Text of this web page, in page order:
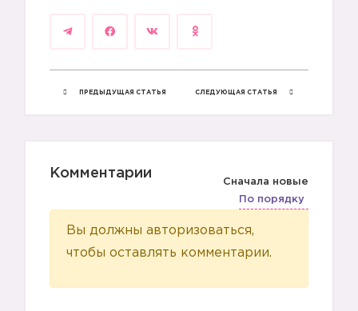
👏🏻 👏🏻
ПРЕДЫДУЩАЯ СТАТЬЯ СЛЕДУЮЩАЯ СТАТЬЯ
Комментарии
Сначала новые
По порядку
Вы должны авторизоваться,
чтобы оставлять комментарии.